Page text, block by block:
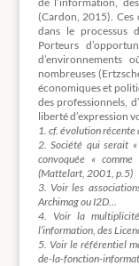
(Cardon, 2015).
dans le processus
Porteurs
d’environnements
nombreuses
économiques et
des professionnels,
liberté d’expression
1. cf. évolution récente
2. Société qui serait
convoquée «
(Mattelart, 2001, p.5)
3. Voir les
Archimag ou I2D…
4. Voir la
l’information, des
5. Voir le référentiel
de-la-fonction-